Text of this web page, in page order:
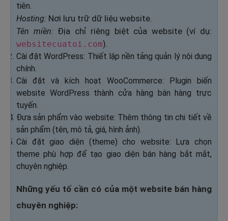
tiên.
Hosting: Nơi lưu trữ dữ liệu website.
Tên miền: Địa chỉ riêng biệt của website (ví dụ:
websitecuatoi.com).
Cài đặt WordPress: Thiết lập nền tảng quản lý nội dung
chính.
Cài đặt và kích hoạt WooCommerce: Plugin biến
website WordPress thành cửa hàng bán hàng trực
tuyến.
Đưa sản phẩm vào website: Thêm thông tin chi tiết về
sản phẩm (tên, mô tả, giá, hình ảnh).
Cài đặt giao diện (theme) cho website: Lựa chọn
theme phù hợp để tạo giao diện bán hàng bắt mắt,
chuyên nghiệp.
Những yếu tố cần có của một website bán hàng
chuyên nghiệp: